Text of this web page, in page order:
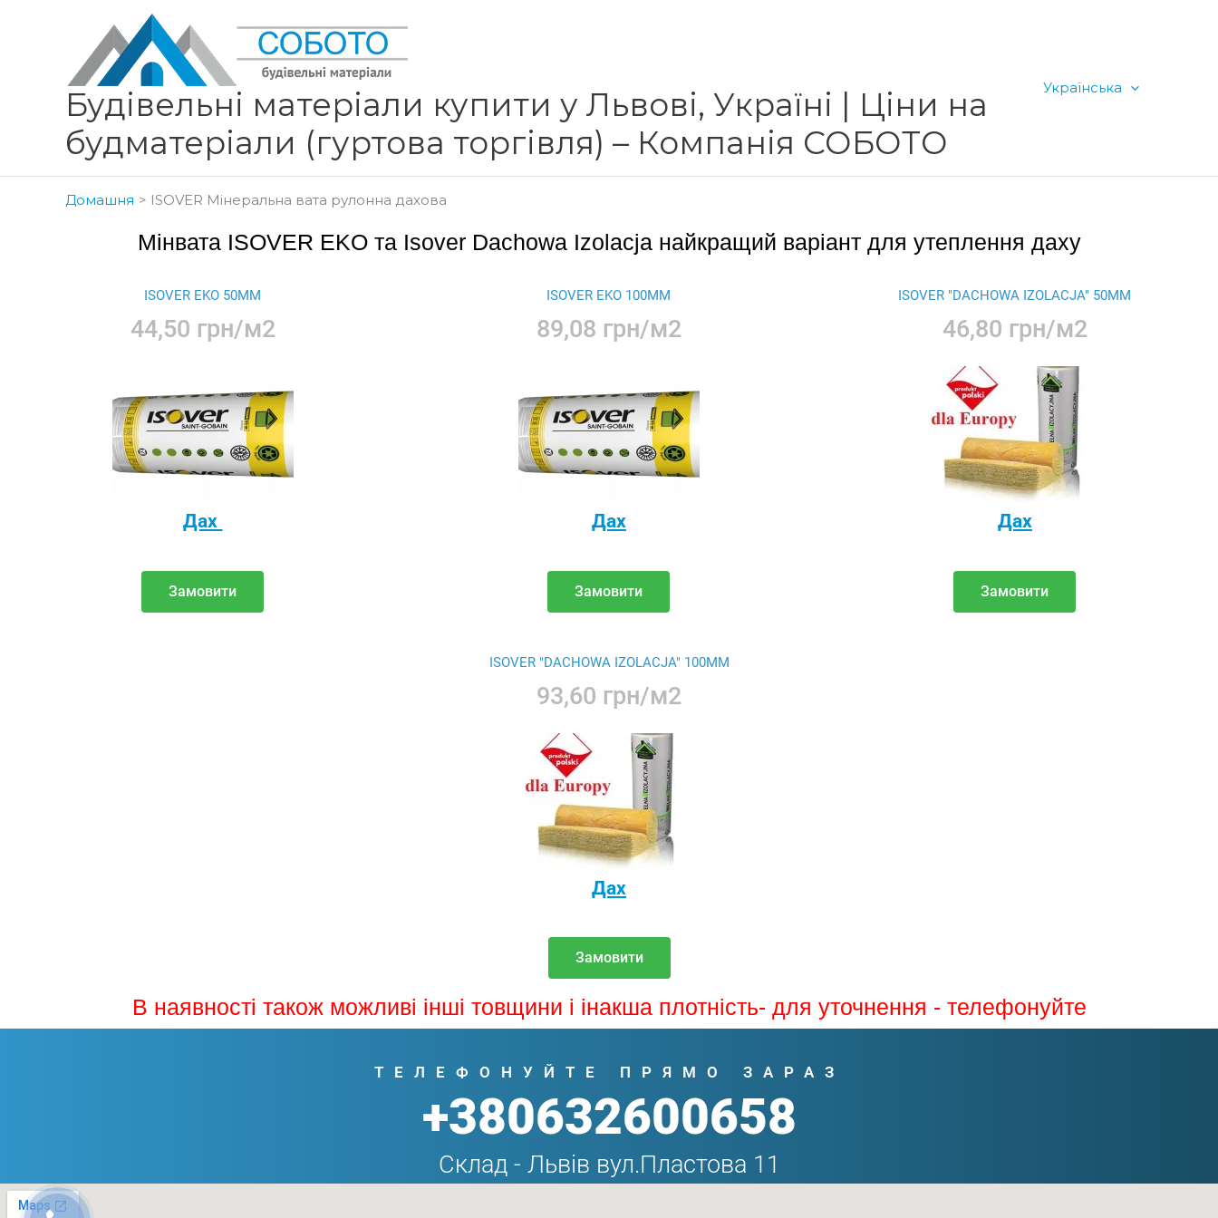
Будівельні матеріали купити у Львові, Україні | Ціни на
будматеріали (гуртова торгівля) – Компанія СОБОТО
Українська
Домашня ISOVER Мінеральна вата рулонна дахова
Мінвата ISOVER EKO та Isover Dachowa Izolacja найкращий варіант для утеплення даху
ISOVER EKO 50ММ
44,50 грн/м2
Дах
Замовити
ISOVER EKO 100ММ
89,08 грн/м2
Дах
Замовити
ISOVER "DACHOWA IZOLACJA" 50ММ
46,80 грн/м2
Дах
Замовити
ISOVER "DACHOWA IZOLACJA" 100ММ
93,60 грн/м2
Дах
Замовити
В наявності також можливі інші товщини і інакша плотність- для уточнення - телефонуйте
ТЕЛЕФОНУЙТЕ ПРЯМО ЗАРАЗ
+380632600658
Склад - Львів вул.Пластова 11